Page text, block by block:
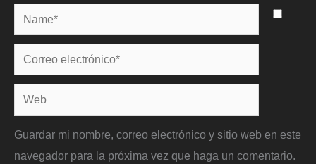
Name*
Correo
electrónico*
Web
Guardar mi nombre, correo electrónico y sitio web en este
navegador para la próxima vez que haga un comentario.